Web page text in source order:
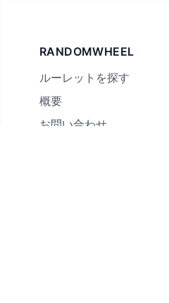
RANDOMWHEEL
ルーレットを探す
概要
お問い合わせ